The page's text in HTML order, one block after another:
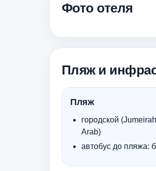
Фото отеля
Пляж и
Пляж
городской
Arab)
автобус до пляжа: